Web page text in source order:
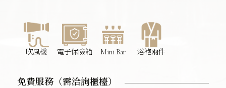
吹風機 電子保險箱 Mini Bar 浴袍兩件
免費服務（需洽詢櫃檯）